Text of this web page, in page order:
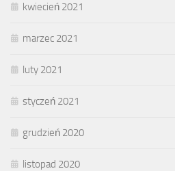
kwiecień 2021
marzec 2021
luty 2021
styczeń 2021
grudzień 2020
listopad 2020